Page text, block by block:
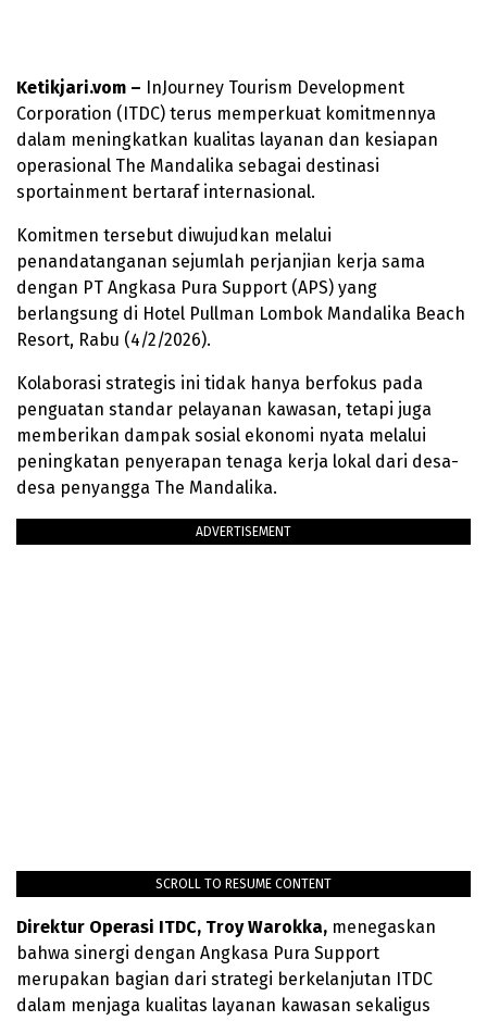
Ketikjari.vom –
InJourney Tourism Development
Corporation (ITDC) terus memperkuat komitmennya
dalam meningkatkan kualitas layanan dan kesiapan
operasional The Mandalika sebagai destinasi
sportainment bertaraf internasional.
Komitmen tersebut diwujudkan melalui
penandatanganan sejumlah perjanjian kerja sama
dengan PT Angkasa Pura Support (APS) yang
berlangsung di Hotel Pullman Lombok Mandalika Beach
Resort, Rabu (4/2/2026).
Kolaborasi strategis ini tidak hanya berfokus pada
penguatan standar pelayanan kawasan, tetapi juga
memberikan dampak sosial ekonomi nyata melalui
peningkatan penyerapan tenaga kerja lokal dari desa-
desa penyangga The Mandalika.
ADVERTISEMENT
SCROLL TO RESUME CONTENT
Direktur Operasi ITDC, Troy Warokka, menegaskan
bahwa sinergi dengan Angkasa Pura Support
merupakan bagian dari strategi berkelanjutan ITDC
dalam menjaga kualitas layanan kawasan sekaligus